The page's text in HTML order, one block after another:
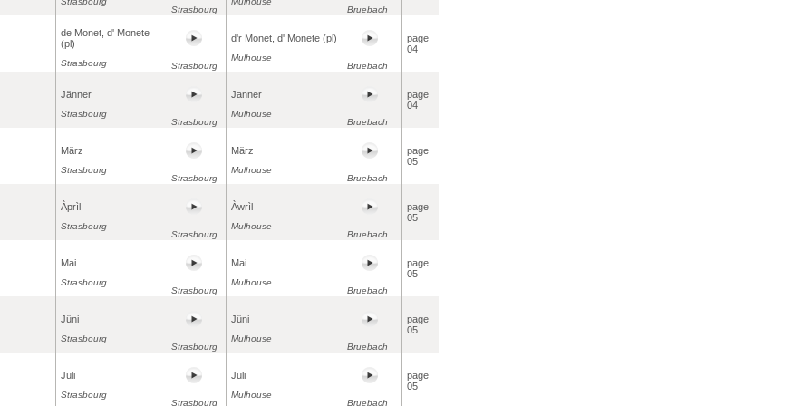
Strasbourg
Bruebach
de Monet, d' Monete
(pl)
Strasbourg Strasbourg
d'r Monet, d' Monete (pl)
Mulhouse
Bruebach
page
04
Jänner
Strasbourg
Strasbourg
Janner
Mulhouse
Bruebach
page
04
März
Strasbourg
Strasbourg
März
Mulhouse
Bruebach
page
05
Àprìl
Strasbourg
Strasbourg
Àwrìl
Mulhouse
Bruebach
page
05
Mai
Strasbourg
Strasbourg
Mai
Mulhouse
Bruebach
page
05
Jüni
Strasbourg
Strasbourg
Jüni
Mulhouse
Bruebach
page
05
Jüli
Strasbourg
Strasbourg
Jüli
Mulhouse
Bruebach
page
05